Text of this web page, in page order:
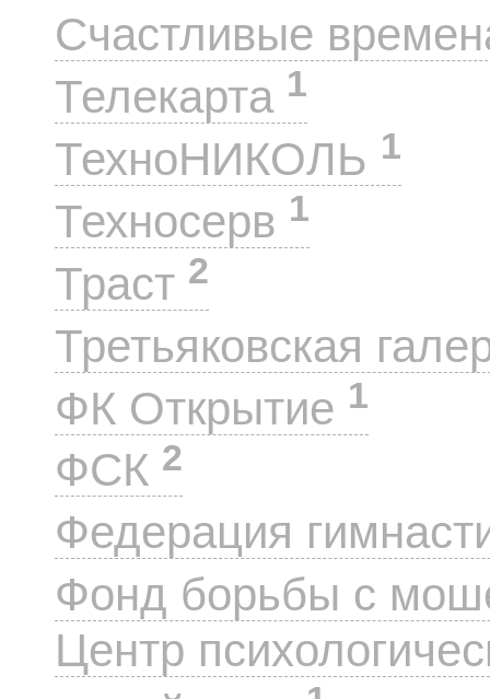
Счастливые
Телекарта 1
ТехноНИКОЛЬ 1
Техносерв 1
Траст 2
Третьяковская
ФК Открытие 1
ФСК 2
Федерация
Фонд борьбы с
Центр